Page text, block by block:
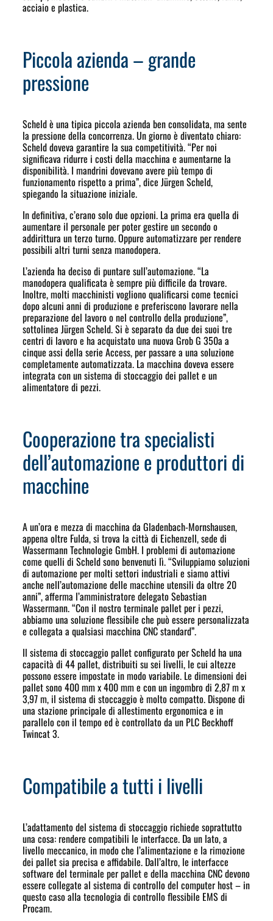
acciaio e plastica.
Piccola azienda – grande
pressione
Scheld è una tipica piccola azienda ben consolidata, ma sente
la pressione della concorrenza. Un giorno è diventato chiaro:
Scheld doveva garantire la sua competitività. “Per noi
significava ridurre i costi della macchina e aumentarne la
disponibilità. I mandrini dovevano avere più tempo di
funzionamento rispetto a prima”, dice Jürgen Scheld,
spiegando la situazione iniziale.
In definitiva, c’erano solo due opzioni. La prima era quella di
aumentare il personale per poter gestire un secondo o
addirittura un terzo turno. Oppure automatizzare per rendere
possibili altri turni senza manodopera.
L’azienda ha deciso di puntare sull’automazione. “La
manodopera qualificata è sempre più difficile da trovare.
Inoltre, molti macchinisti vogliono qualificarsi come tecnici
dopo alcuni anni di produzione e preferiscono lavorare nella
preparazione del lavoro o nel controllo della produzione”,
sottolinea Jürgen Scheld. Si è separato da due dei suoi tre
centri di lavoro e ha acquistato una nuova Grob G 350a a
cinque assi della serie Access, per passare a una soluzione
completamente automatizzata. La macchina doveva essere
integrata con un sistema di stoccaggio dei pallet e un
alimentatore di pezzi.
Cooperazione tra specialisti
dell’automazione e produttori di
macchine
A un’ora e mezza di macchina da Gladenbach-Mornshausen,
appena oltre Fulda, si trova la città di Eichenzell, sede di
Wassermann Technologie GmbH. I problemi di automazione
come quelli di Scheld sono benvenuti lì. “Sviluppiamo soluzioni
di automazione per molti settori industriali e siamo attivi
anche nell’automazione delle macchine utensili da oltre 20
anni”, afferma l’amministratore delegato Sebastian
Wassermann. “Con il nostro terminale pallet per i pezzi,
abbiamo una soluzione flessibile che può essere personalizzata
e collegata a qualsiasi macchina CNC standard”.
Il sistema di stoccaggio pallet configurato per Scheld ha una
capacità di 44 pallet, distribuiti su sei livelli, le cui altezze
possono essere impostate in modo variabile. Le dimensioni dei
pallet sono 400 mm x 400 mm e con un ingombro di 2,87 m x
3,97 m, il sistema di stoccaggio è molto compatto. Dispone di
una stazione principale di allestimento ergonomica e in
parallelo con il tempo ed è controllato da un PLC Beckhoff
Twincat 3.
Compatibile a tutti i livelli
L’adattamento del sistema di stoccaggio richiede soprattutto
una cosa: rendere compatibili le interfacce. Da un lato, a
livello meccanico, in modo che l’alimentazione e la rimozione
dei pallet sia precisa e affidabile. Dall’altro, le interfacce
software del terminale per pallet e della macchina CNC devono
essere collegate al sistema di controllo del computer host – in
questo caso alla tecnologia di controllo flessibile EMS di
Procam.